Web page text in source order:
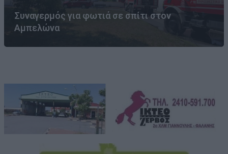
Συναγερμός για φωτιά σε σπίτι στον
Αμπελώνα